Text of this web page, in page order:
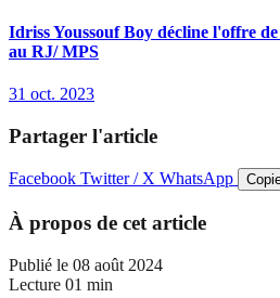
Idriss Youssouf Boy décline l'offre
au RJ/ MPS
31 oct. 2023
Partager l'article
Facebook Twitter / X WhatsApp
À propos de cet article
Publié le 08 août 2024
Lecture 01 min